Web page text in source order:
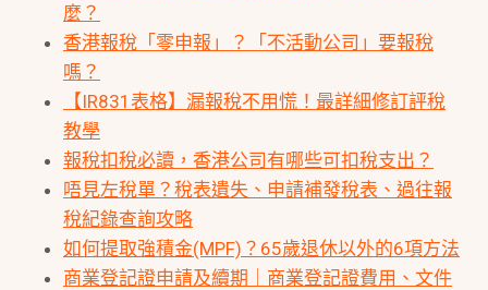
麼？
香港報稅「零申報」？「不活動公司」要報稅
嗎？
【IR831表格】漏報稅不用慌！最詳細修訂評稅
教學
報稅扣稅必讀，香港公司有哪些可扣稅支出？
唔見左稅單？稅表遺失、申請補發稅表、過往報
稅紀錄查詢攻略
如何提取強積金(MPF)？65歲退休以外的6項方法
商業登記證申請及續期｜商業登記證費用、文件